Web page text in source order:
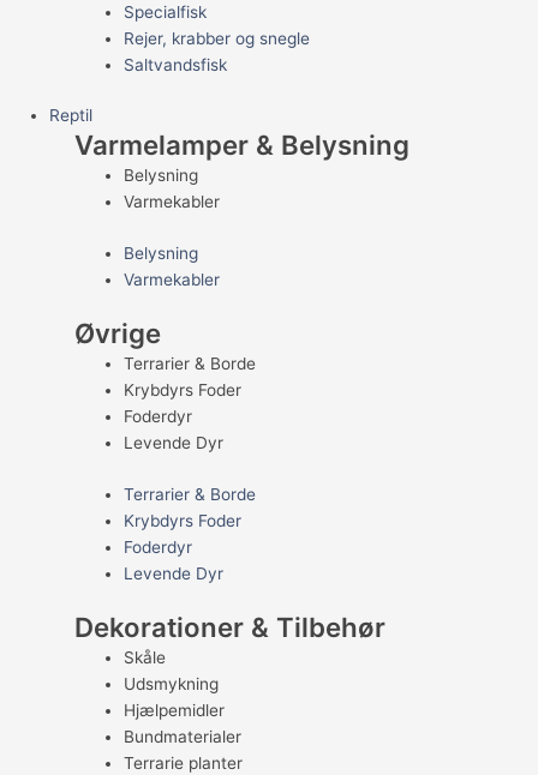
Specialfisk
Rejer, krabber og snegle
Saltvandsfisk
Reptil
Varmelamper & Belysning
Belysning
Varmekabler
Belysning
Varmekabler
Øvrige
Terrarier & Borde
Krybdyrs Foder
Foderdyr
Levende Dyr
Terrarier & Borde
Krybdyrs Foder
Foderdyr
Levende Dyr
Dekorationer & Tilbehør
Skåle
Udsmykning
Hjælpemidler
Bundmaterialer
Terrarie planter